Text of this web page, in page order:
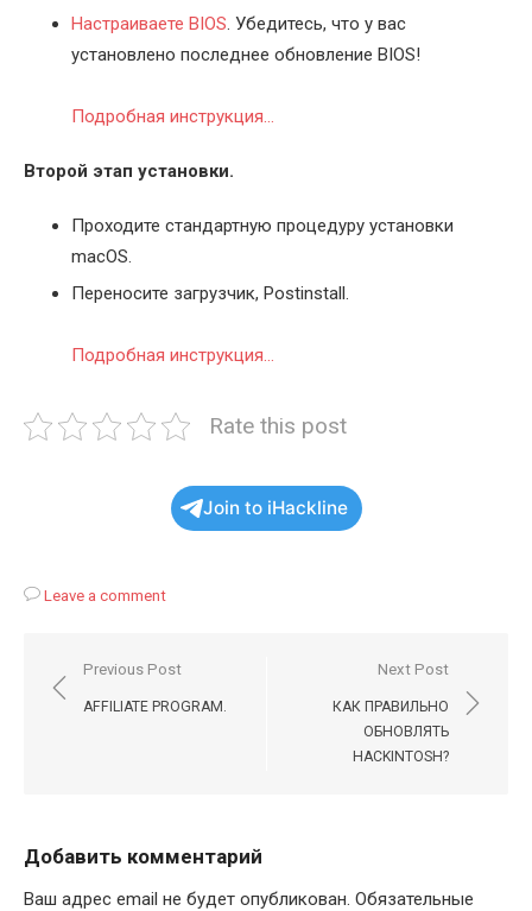
Настраиваете BIOS. Убедитесь, что у вас
установлено последнее обновление BIOS!
Подробная инструкция…
Второй этап установки.
Проходите стандартную процедуру установки
macOS.
Переносите загрузчик, Postinstall.
Подробная инструкция…
Rate this post
Join to iHackline
Leave a comment
Навигация
по
Previous Post
AFFILIATE PROGRAM.
Next Post
КАК ПРАВИЛЬНО
ОБНОВЛЯТЬ
HACKINTOSH?
Добавить комментарий
Ваш адрес email не будет опубликован. Обязательные